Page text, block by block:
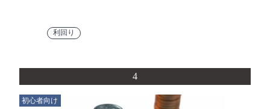
利回り
4
初心者向け